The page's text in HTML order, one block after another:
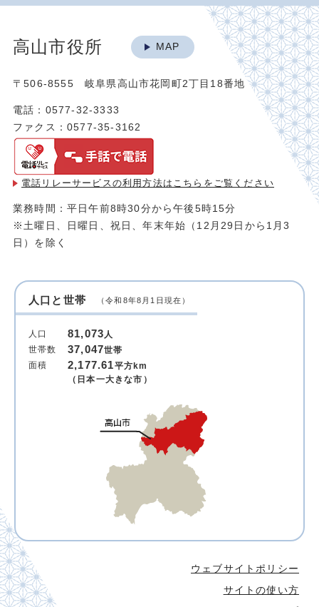
高山市役所 MAP
〒506-8555 岐阜県高山市花岡町2丁目18番地
電話：0577-32-3333
ファクス：0577-35-3162
電話リレーサービスの利用方法は こちらをご覧ください
業務時間：平日午前8時30分から午後5時15分
※土曜日、日曜日、祝日、年末年始（12月29日から1月3
日）を除く
人口と世帯 （令和8年8月1日現在）
人口 81,073人
世帯数
37,047世帯
面積
2,177.61平方km
（日本一大きな市）
ウェブサイトポリシー
サイトの使い方